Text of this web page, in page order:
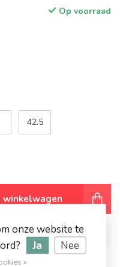
Op voorraad
42.5
winkelwagen
dezelfde dag verstuurd
onze website te
Ja Nee
»